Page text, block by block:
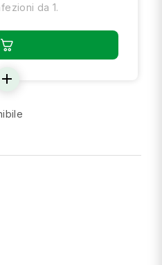
da 1.
add